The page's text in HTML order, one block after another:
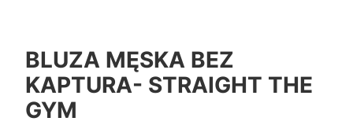
BLUZA MĘSKA BEZ
KAPTURA- STRAIGHT THE
GYM